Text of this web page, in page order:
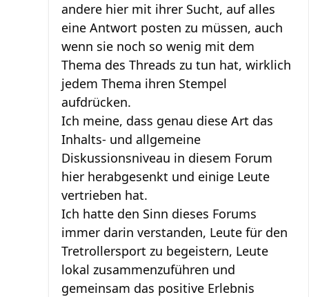
andere hier mit ihrer Sucht, auf alles
eine Antwort posten zu müssen, auch
wenn sie noch so wenig mit dem
Thema des Threads zu tun hat, wirklich
jedem Thema ihren Stempel
aufdrücken.
Ich meine, dass genau diese Art das
Inhalts- und allgemeine
Diskussionsniveau in diesem Forum
hier herabgesenkt und einige Leute
vertrieben hat.
Ich hatte den Sinn dieses Forums
immer darin verstanden, Leute für den
Tretrollersport zu begeistern, Leute
lokal zusammenzuführen und
gemeinsam das positive Erlebnis